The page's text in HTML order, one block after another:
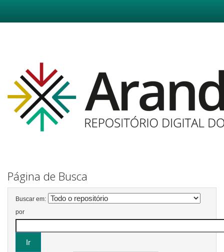
Página de Busca
Buscar em:
por